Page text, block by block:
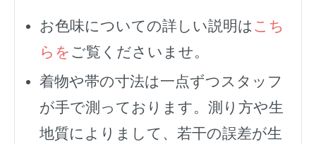
お色味についての詳しい説明は こち
らを ご覧くださいませ。
着物や帯の寸法は一点ずつスタッフ
が手で測っております。測り方や生
地質によりまして、若干の誤差が生